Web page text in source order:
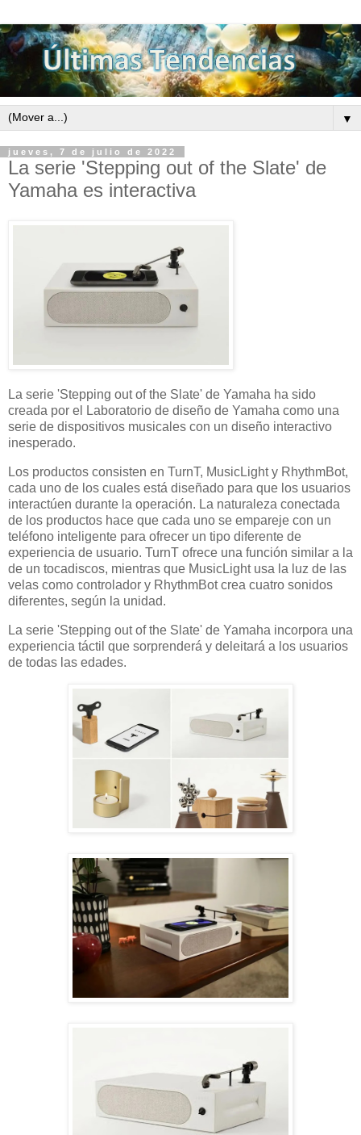
▼
jueves, 7 de julio de 2022
La serie 'Stepping out of the Slate' de
Yamaha es interactiva
La serie 'Stepping out of the Slate' de Yamaha ha sido
creada por el Laboratorio de diseño de Yamaha como una
serie de dispositivos musicales con un diseño interactivo
inesperado.
Los productos consisten en TurnT, MusicLight y RhythmBot,
cada uno de los cuales está diseñado para que los usuarios
interactúen durante la operación. La naturaleza conectada
de los productos hace que cada uno se empareje con un
teléfono inteligente para ofrecer un tipo diferente de
experiencia de usuario. TurnT ofrece una función similar a la
de un tocadiscos, mientras que MusicLight usa la luz de las
velas como controlador y RhythmBot crea cuatro sonidos
diferentes, según la unidad.
La serie 'Stepping out of the Slate' de Yamaha incorpora una
experiencia táctil que sorprenderá y deleitará a los usuarios
de todas las edades.